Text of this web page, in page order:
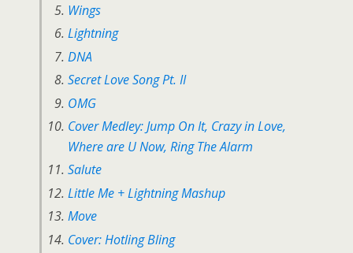
Wings
Lightning
DNA
Secret Love Song Pt. II
OMG
Cover Medley: Jump On It, Crazy in Love,
Where are U Now, Ring The Alarm
Salute
Little Me + Lightning Mashup
Move
Cover: Hotling Bling